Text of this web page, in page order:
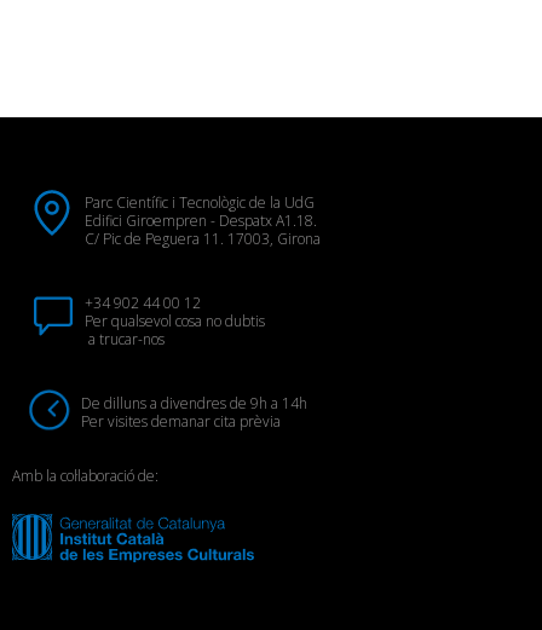
Parc Científic i Tecnològic de la UdG
Edifici Giroempren - Despatx A1.18.
C/ Pic de Peguera 11. 17003, Girona
+34 902 44 00 12
Per qualsevol cosa no dubtis
a trucar-nos
De dilluns a divendres de 9h a 14h
Per visites demanar cita prèvia
Amb la col·laboració de: